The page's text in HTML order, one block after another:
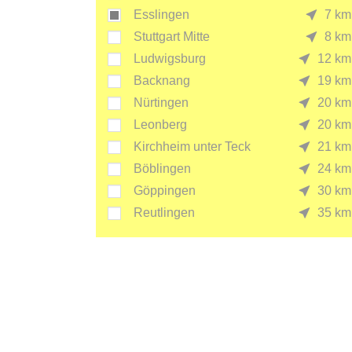
Esslingen
7 km
Stuttgart Mitte
8 km
Ludwigsburg
12 km
Backnang
19 km
Nürtingen
20 km
Leonberg
20 km
Kirchheim unter Teck
21 km
Böblingen
24 km
Göppingen
30 km
Reutlingen
35 km